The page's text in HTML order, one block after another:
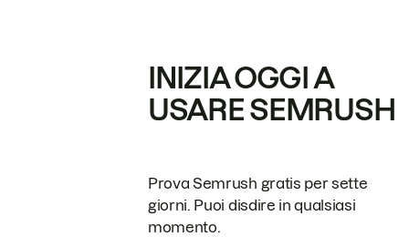
INIZIA OGGI A
USARE SEMRUSH
Prova Semrush gratis per sette
giorni. Puoi disdire in qualsiasi
momento.